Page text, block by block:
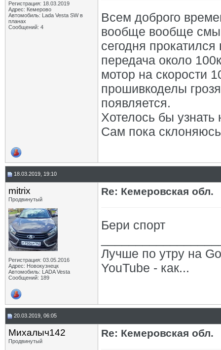
Регистрация: 18.03.2019
Адрес: Кемерово
Автомобиль: Lada Vesta SW в
планах
Сообщений: 4
Всем доброго
вообще вообще
сегодня
передача около
мотор на скорости
прошивкоделы
появляется.
Хотелось бы узнать
Сам пока
18.03.2019, 19:10
mitrix
Продвинутый
Регистрация: 03.05.2016
Адрес: Новокузнецк
Автомобиль: LADA Vesta
Сообщений: 189
Re: Кемеровская обл.
Бери спорт
Лучше по утру на
YouTube - как...
20.03.2019, 06:05
Михалыч142
Продвинутый
Re: Кемеровская обл.